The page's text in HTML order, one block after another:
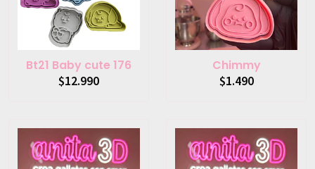
Bt21 Baby cute 176
$12.990
Chimmy
$1.490